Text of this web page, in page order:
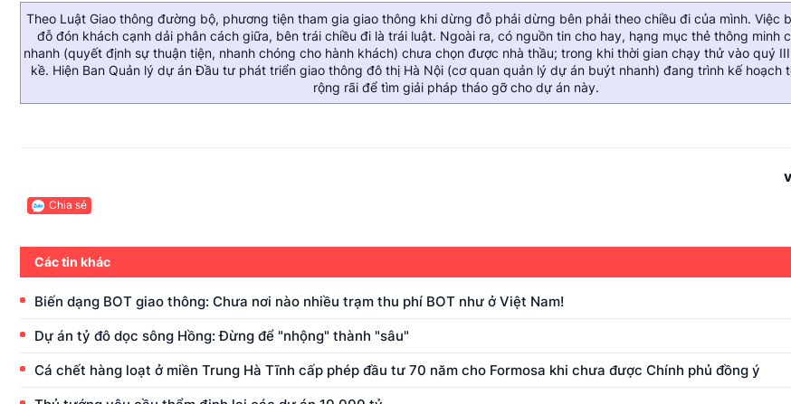
Theo Luật Giao thông đường bộ, phương tiện tham gia giao thông khi dừng đỗ phải dừng bên phải theo chiều đi của mình. Việc
đỗ đón khách cạnh dải phân cách giữa, bên trái chiều đi là trái luật. Ngoài ra, có nguồn tin cho hay, hạng mục thẻ thông minh
nhanh (quyết định sự thuận tiện, nhanh chóng cho hành khách) chưa chọn được nhà thầu; trong khi thời gian chạy thử vào quý
kề. Hiện Ban Quản lý dự án Đầu tư phát triển giao thông đô thị Hà Nội (cơ quan quản lý dự án buýt nhanh) đang trình kế hoạch
rộng rãi để tìm giải pháp tháo gỡ cho dự án này.
Chia sẻ
Các tin khác
Biến dạng BOT giao thông: Chưa nơi nào nhiều trạm thu phí BOT như ở Việt Nam!
Dự án tỷ đô dọc sông Hồng: Đừng để "nhộng" thành "sâu"
Cá chết hàng loạt ở miền Trung Hà Tĩnh cấp phép đầu tư 70 năm cho Formosa khi chưa được Chính phủ đồng ý